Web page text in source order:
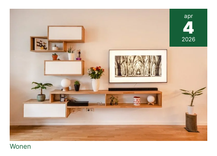
Wonen
zo
breng
meer
apr
4
2026